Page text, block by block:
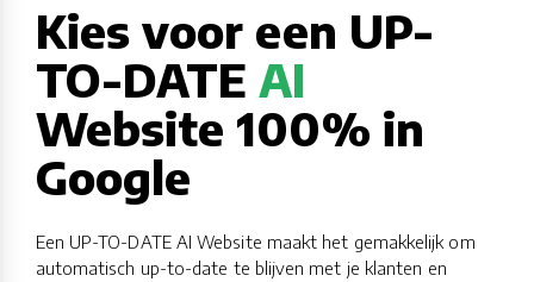
Kies voor een UP-
TO-DATE AI
Website 100% in
Google
Een UP-TO-DATE AI Website maakt het gemakkelijk om
automatisch up-to-date te blijven met je klanten en